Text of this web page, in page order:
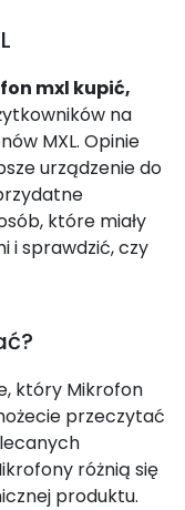
mxl kupić,
na
MXL. Opinie
urządzenie do
które miały
i sprawdzić, czy
który Mikrofon
przeczytać
różnią się
produktu.